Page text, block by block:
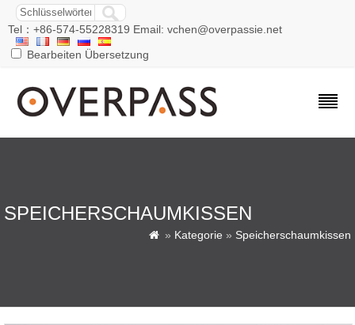
Tel：+86-574-55228319 Email: vchen@overpassie.net
Bearbeiten Übersetzung
SPEICHERSCHAUMKISSEN
 » Kategorie » Speicherschaumkissen